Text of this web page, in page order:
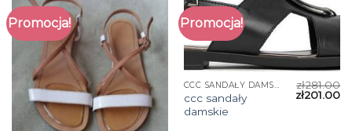
Promocja! Promocja!
CCC SANDAŁY DAMSKIE
ccc sandały
damskie
zł281.00
zł201.00